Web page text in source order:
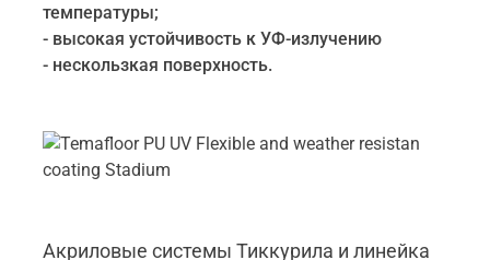
температуры;
- высокая устойчивость к УФ-излучению
- нескользкая поверхность.
Акриловые системы Тиккурила и линейка